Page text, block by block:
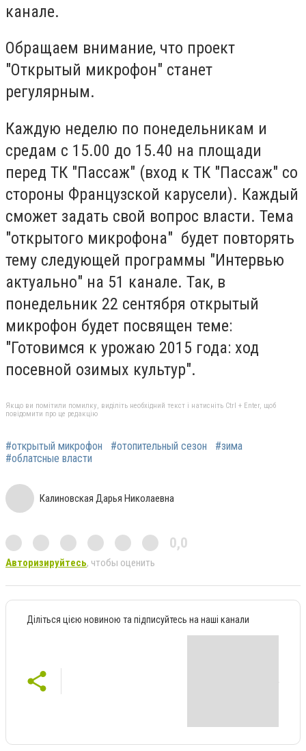
канале.
Обращаем внимание, что проект
"Открытый микрофон" станет
регулярным.
Каждую неделю по понедельникам и
средам с 15.00 до 15.40 на площади
перед ТК "Пассаж" (вход к ТК "Пассаж" со
стороны Французской карусели). Каждый
сможет задать свой вопрос власти. Тема
"открытого микрофона" будет повторять
тему следующей программы "Интервью
актуально" на 51 канале. Так, в
понедельник 22 сентября открытый
микрофон будет посвящен теме:
"Готовимся к урожаю 2015 года: ход
посевной озимых культур".
Якщо ви помітили помилку, виділіть необхідний текст і натисніть Ctrl + Enter, щоб
повідомити про це редакцію
#открытый микрофон #отопительный сезон
#зима
#облатсные власти
Калиновская Дарья Николаевна
0,0
Авторизируйтесь, чтобы оценить
Діліться цією новиною та підписуйтесь на наші канали